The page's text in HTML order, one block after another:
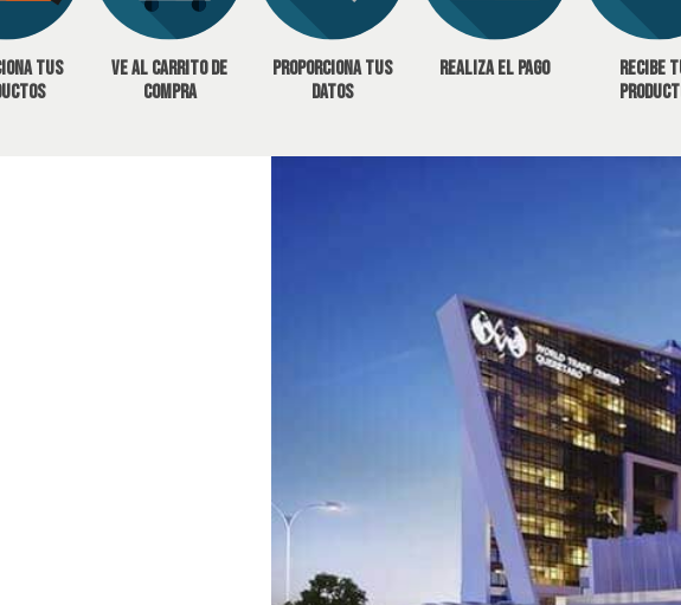
tus
Ve al carrito de
compra
Proporciona tus
datos
Realiza el pago
Recibe